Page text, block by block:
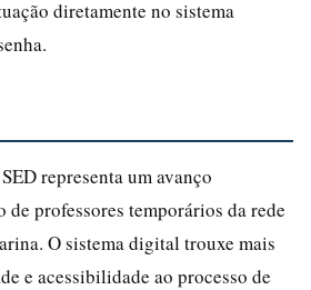
diretamente no sistema
representa um avanço
professores temporários da rede
O sistema digital trouxe mais
e acessibilidade ao processo de